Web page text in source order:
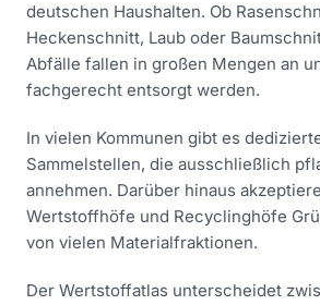
deutschen Haushalten. Ob
Heckenschnitt, Laub oder
Abfälle fallen in großen Mengen an
fachgerecht entsorgt werden.
In vielen Kommunen gibt es
Sammelstellen, die ausschließlich
annehmen. Darüber hinaus
Wertstoffhöfe und Recyclinghöfe
von vielen Materialfraktionen.
Der Wertstoffatlas unterscheidet